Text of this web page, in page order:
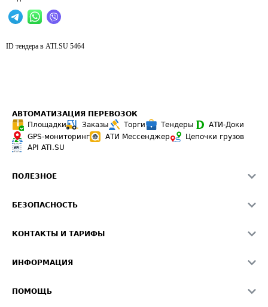
ID тендера в ATI.SU 5464
АВТОМАТИЗАЦИЯ ПЕРЕВОЗОК
Площадки
Заказы Торги Тендеры
АТИ-Доки
GPS-мониторинг
АТИ Мессенджер
Цепочки грузов
API ATI.SU
ПОЛЕЗНОЕ
Звезды ATI.SU на вашем сайте
Средние ставки
БЕЗОПАСНОСТЬ
Светофор+
О формировании Паспорта
КОНТАКТЫ И ТАРИФЫ
Реклама на сайте
ИНФОРМАЦИЯ
ПОМОЩЬ